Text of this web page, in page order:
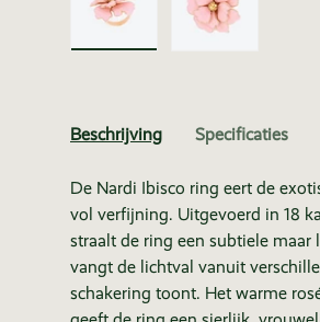
Beschrijving Specificaties
De Nardi Ibisco ring eert de
vol verfijning. Uitgevoerd in 18
straalt de ring een subtiele
vangt de lichtval vanuit
schakering toont. Het warme